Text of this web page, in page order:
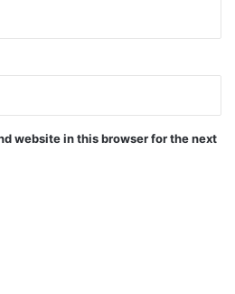
website in this browser for the next